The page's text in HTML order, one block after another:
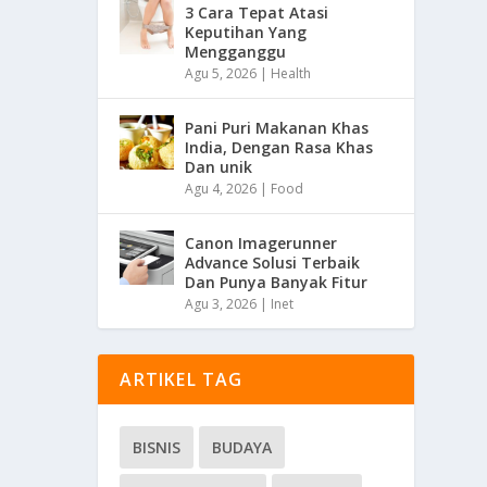
3 Cara Tepat Atasi
Keputihan Yang
Mengganggu
Agu 5, 2026 | Health
Pani Puri Makanan Khas
India, Dengan Rasa Khas
Dan unik
Agu 4, 2026 | Food
Canon Imagerunner
Advance Solusi Terbaik
Dan Punya Banyak Fitur
Agu 3, 2026 | Inet
ARTIKEL TAG
BISNIS BUDAYA